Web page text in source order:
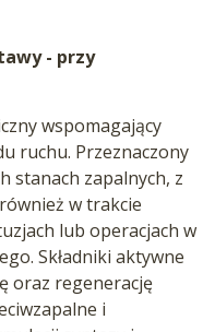
- przy
wspomagający
ruchu. Przeznaczony
stanach zapalnych, z
w trakcie
lub operacjach w
Składniki aktywne
oraz regenerację
i